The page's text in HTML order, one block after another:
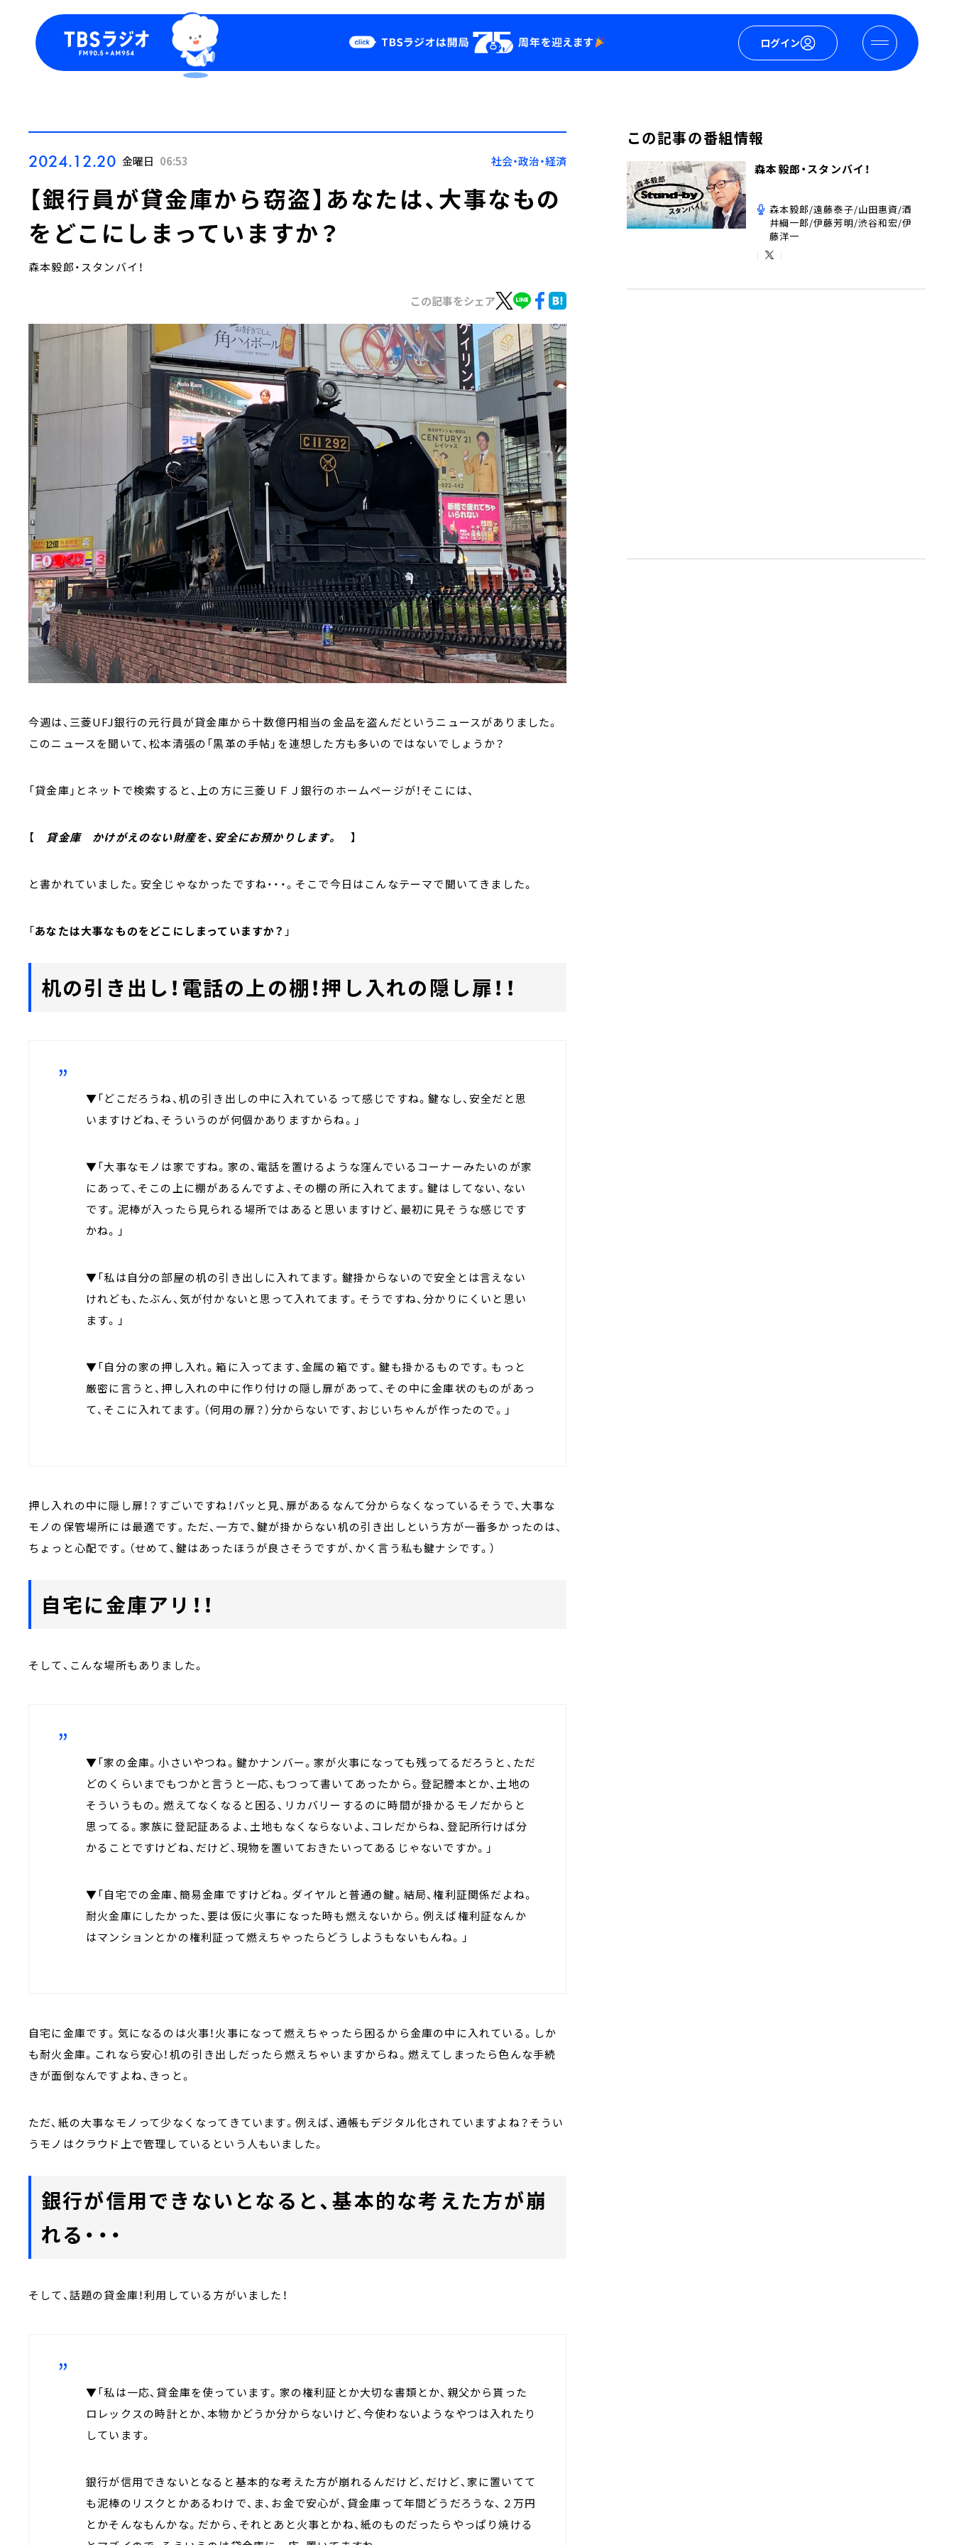
ログイン
Podcast
YouTube
会社情報
2024.12.20 金曜日 06:53 社会・政治・経済
【銀行員が貸金庫から窃盗】あなたは、大事なもの
をどこにしまっていますか？
森本毅郎・スタンバイ！
この記事をシェア
今週は、三菱UFJ銀行の元行員が貸金庫から十数億円相当の金品を盗んだというニュースがありました。
このニュースを聞いて、松本清張の「黒革の手帖」を連想した方も多いのではないでしょうか？
「貸金庫」とネットで検索すると、上の方に三菱ＵＦＪ銀行のホームページが！そこには、
【 貸金庫 かけがえのない財産を、安全にお預かりします。 】
と書かれていました。安全じゃなかったですね・・・。そこで今日はこんなテーマで聞いてきました。
「あなたは大事なものをどこにしまっていますか？ 」
机の引き出し！電話の上の棚！押し入れの隠し扉！！
▼「どこだろうね、机の引き出しの中に入れているって感じですね。鍵なし、安全だと思
いますけどね、そういうのが何個かありますからね。」
▼「大事なモノは家ですね。家の、電話を置けるような窪んでいるコーナーみたいのが家
にあって、そこの上に棚があるんですよ、その棚の所に入れてます。鍵はしてない、ない
です。泥棒が入ったら見られる場所ではあると思いますけど、最初に見そうな感じです
かね。」
▼「私は自分の部屋の机の引き出しに入れてます。鍵掛からないので安全とは言えない
けれども、たぶん、気が付かないと思って入れてます。そうですね、分かりにくいと思い
ます。」
▼「自分の家の押し入れ。箱に入ってます、金属の箱です。鍵も掛かるものです。もっと
厳密に言うと、押し入れの中に作り付けの隠し扉があって、その中に金庫状のものがあっ
て、そこに入れてます。（何用の扉？）分からないです、おじいちゃんが作ったので。」
押し入れの中に隠し扉！？すごいですね！パッと見、扉があるなんて分からなくなっているそうで、大事な
モノの保管場所には最適です。ただ、一方で、鍵が掛からない机の引き出しという方が一番多かったのは、
ちょっと心配です。（せめて、鍵はあったほうが良さそうですが、かく言う私も鍵ナシです。）
自宅に金庫アリ！！
そして、こんな場所もありました。
▼「家の金庫。小さいやつね。鍵かナンバー。家が火事になっても残ってるだろうと、ただ
どのくらいまでもつかと言うと一応、もつって書いてあったから。登記謄本とか、土地の
そういうもの。燃えてなくなると困る、リカバリーするのに時間が掛かるモノだからと
思ってる。家族に登記証あるよ、土地もなくならないよ、コレだからね、登記所行けば分
かることですけどね、だけど、現物を置いておきたいってあるじゃないですか。」
▼「自宅での金庫、簡易金庫ですけどね。ダイヤルと普通の鍵。結局、権利証関係だよね。
耐火金庫にしたかった、要は仮に火事になった時も燃えないから。例えば権利証なんか
はマンションとかの権利証って燃えちゃったらどうしようもないもんね。」
自宅に金庫です。気になるのは火事！火事になって燃えちゃったら困るから金庫の中に入れている。しか
も耐火金庫。これなら安心！机の引き出しだったら燃えちゃいますからね。燃えてしまったら色んな手続
きが面倒なんですよね、きっと。
ただ、紙の大事なモノって少なくなってきています。例えば、通帳もデジタル化されていますよね？そうい
うモノはクラウド上で管理しているという人もいました。
銀行が信用できないとなると、基本的な考えた方が崩
れる・・・
そして、話題の貸金庫！利用している方がいました！
▼「私は一応、貸金庫を使っています。家の権利証とか大切な書類とか、親父から貰った
ロレックスの時計とか、本物かどうか分からないけど、今使わないようなやつは入れたり
しています。
銀行が信用できないとなると基本的な考えた方が崩れるんだけど、だけど、家に置いてて
も泥棒のリスクとかあるわけで、ま、お金で安心が、貸金庫って年間どうだろうな、２万円
とかそんなもんかな。だから、それとあと火事とかね、紙のものだったらやっぱり焼ける
この記事の番組情報
森本毅郎・スタンバイ！
森本毅郎/遠藤泰子/山田惠資/酒
井綱一郎/伊藤芳明/渋谷和宏/伊
藤洋一